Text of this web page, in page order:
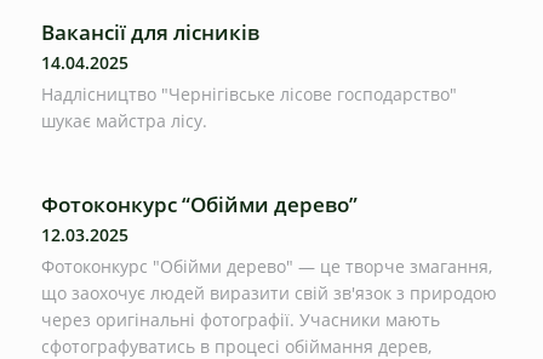
Вакансії для лісників
14.04.2025
Надлісництво "Чернігівське лісове господарство"
шукає майстра лісу.
Фотоконкурс “Обійми дерево”
12.03.2025
Фотоконкурс "Обійми дерево" — це творче змагання,
що заохочує людей виразити свій зв'язок з природою
через оригінальні фотографії. Учасники мають
сфотографуватись в процесі обіймання дерев,